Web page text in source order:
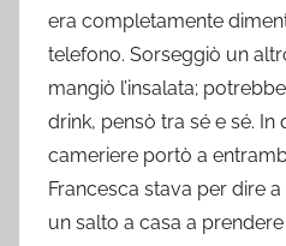
era completamente
telefono. Sorseggiò un
mangiò l’insalata;
drink, pensò tra sé e sé.
cameriere portò a
Francesca stava per dire
un salto a casa a